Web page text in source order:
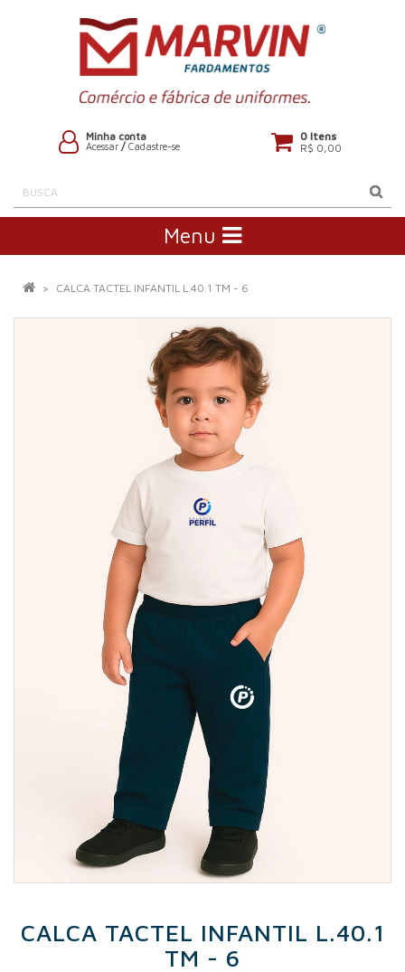
Minha conta
Acessar /Cadastre-se
0 Itens
R$ 0,00
Menu
CALCA TACTEL INFANTIL L.40.1 TM - 6
CALCA TACTEL INFANTIL L.40.1
TM - 6